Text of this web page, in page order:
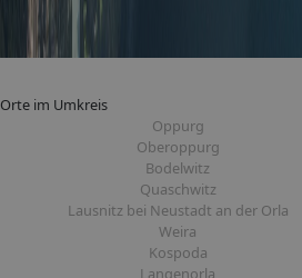
Orte im Umkreis
Oppurg
Oberoppurg
Bodelwitz
Quaschwitz
Lausnitz bei Neustadt an der Orla
Weira
Kospoda